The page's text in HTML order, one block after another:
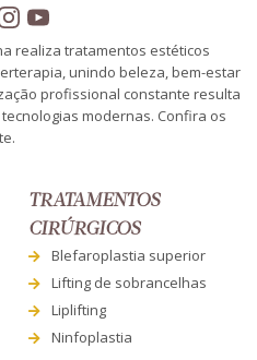
realiza tratamentos estéticos
unindo beleza, bem-estar
profissional constante resulta
modernas. Confira os
TRATAMENTOS
CIRÚRGICOS
Blefaroplastia superior
Lifting de sobrancelhas
Liplifting
Ninfoplastia